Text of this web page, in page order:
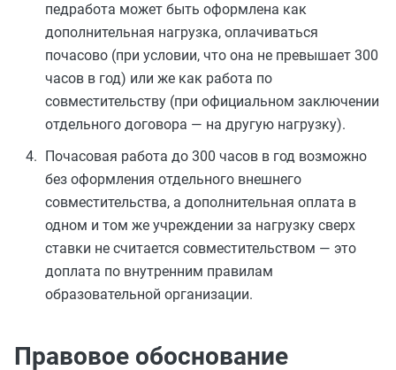
педработа может быть оформлена как
дополнительная нагрузка, оплачиваться
почасово (при условии, что она не превышает 300
часов в год) или же как работа по
совместительству (при официальном заключении
отдельного договора — на другую нагрузку).
Почасовая работа до 300 часов в год возможно
без оформления отдельного внешнего
совместительства, а дополнительная оплата в
одном и том же учреждении за нагрузку сверх
ставки не считается совместительством — это
доплата по внутренним правилам
образовательной организации.
Правовое обоснование